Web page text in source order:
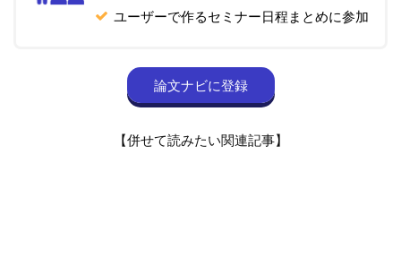
ユーザーで作るセミナー日程まとめに参加
論文ナビに登録
【併せて読みたい関連記事】